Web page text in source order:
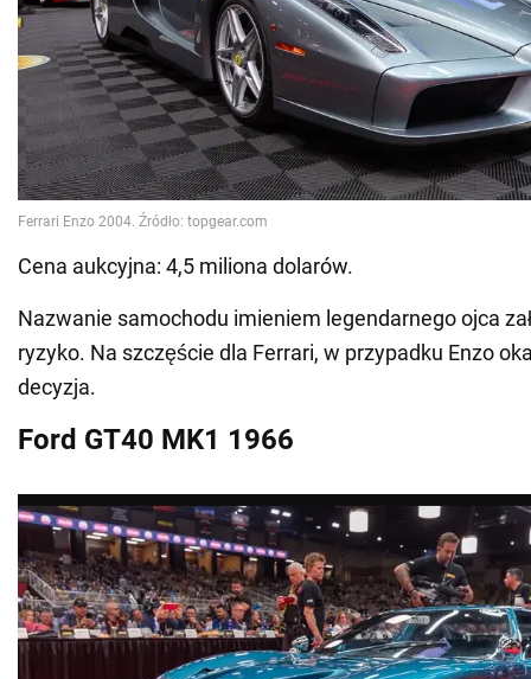
Cena aukcyjna: 4,5 miliona dolarów.
Nazwanie samochodu imieniem legendarnego ojca
ryzyko. Na szczęście dla Ferrari, w przypadku Enzo
decyzja.
Ford GT40 MK1 1966